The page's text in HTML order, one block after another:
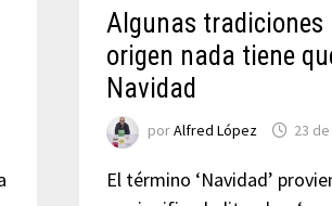
Algunas tradiciones
origen nada tiene
Navidad
porAlfred López 23
El término ‘Navidad’